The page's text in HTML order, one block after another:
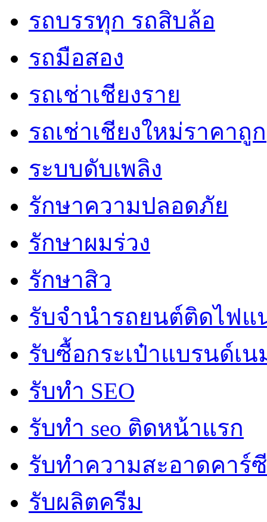
รถบรรทุก รถสิบล้อ
รถมือสอง
รถเช่าเชียงราย
รถเช่าเชียงใหม่ราคาถูก
ระบบดับเพลิง
รักษาความปลอดภัย
รักษาผมร่วง
รักษาสิว
รับจํานํารถยนต์ติดไฟ
รับซื้อกระเป๋าแบรนด์เน
รับทำ SEO
รับทำ seo ติดหน้าแรก
รับทำความสะอาดคาร์
รับผลิตครีม